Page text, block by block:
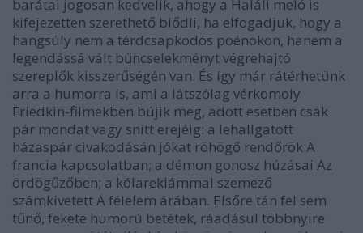
barátai jogosan kedvelik, ahogy a Haláli meló is
kifejezetten szerethető blődli, ha elfogadjuk, hogy a
hangsúly nem a térdcsapkodós poénokon, hanem a
legendássá vált bűncselekményt végrehajtó
szereplők kisszerűségén van. És így már rátérhetünk
arra a humorra is, ami a látszólag vérkomoly
Friedkin-filmekben bújik meg, adott esetben csak
pár mondat vagy snitt erejéig: a lehallgatott
házaspár civakodásán jókat röhögő rendőrökA
francia kapcsolatban; a démon gonosz húzásai Az
ördögűzőben; a kólareklámmal szemező
számkivetettA félelem árában. Elsőre tán fel sem
tűnő, fekete humorú betétek, ráadásul többnyire